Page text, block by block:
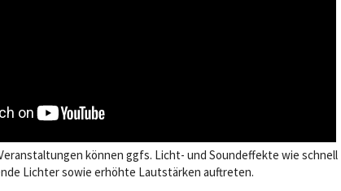
können ggfs. Licht- und Soundeffekte wie schnell
Lichter sowie erhöhte Lautstärken auftreten.